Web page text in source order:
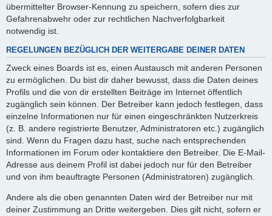
übermittelter Browser-Kennung zu speichern, sofern dies zur
Gefahrenabwehr oder zur rechtlichen Nachverfolgbarkeit
notwendig ist.
REGELUNGEN BEZÜGLICH DER WEITERGABE DEINER DATEN
Zweck eines Boards ist es, einen Austausch mit anderen Personen
zu ermöglichen. Du bist dir daher bewusst, dass die Daten deines
Profils und die von dir erstellten Beiträge im Internet öffentlich
zugänglich sein können. Der Betreiber kann jedoch festlegen, dass
einzelne Informationen nur für einen eingeschränkten Nutzerkreis
(z. B. andere registrierte Benutzer, Administratoren etc.) zugänglich
sind. Wenn du Fragen dazu hast, suche nach entsprechenden
Informationen im Forum oder kontaktiere den Betreiber. Die E-Mail-
Adresse aus deinem Profil ist dabei jedoch nur für den Betreiber
und von ihm beauftragte Personen (Administratoren) zugänglich.
Andere als die oben genannten Daten wird der Betreiber nur mit
deiner Zustimmung an Dritte weitergeben. Dies gilt nicht, sofern er